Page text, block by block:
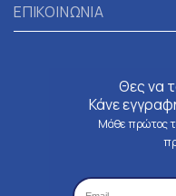
ΕΠΙΚΟΙΝΩΝΙΑ
Θες να
Κάνε
Μάθε πρώτος